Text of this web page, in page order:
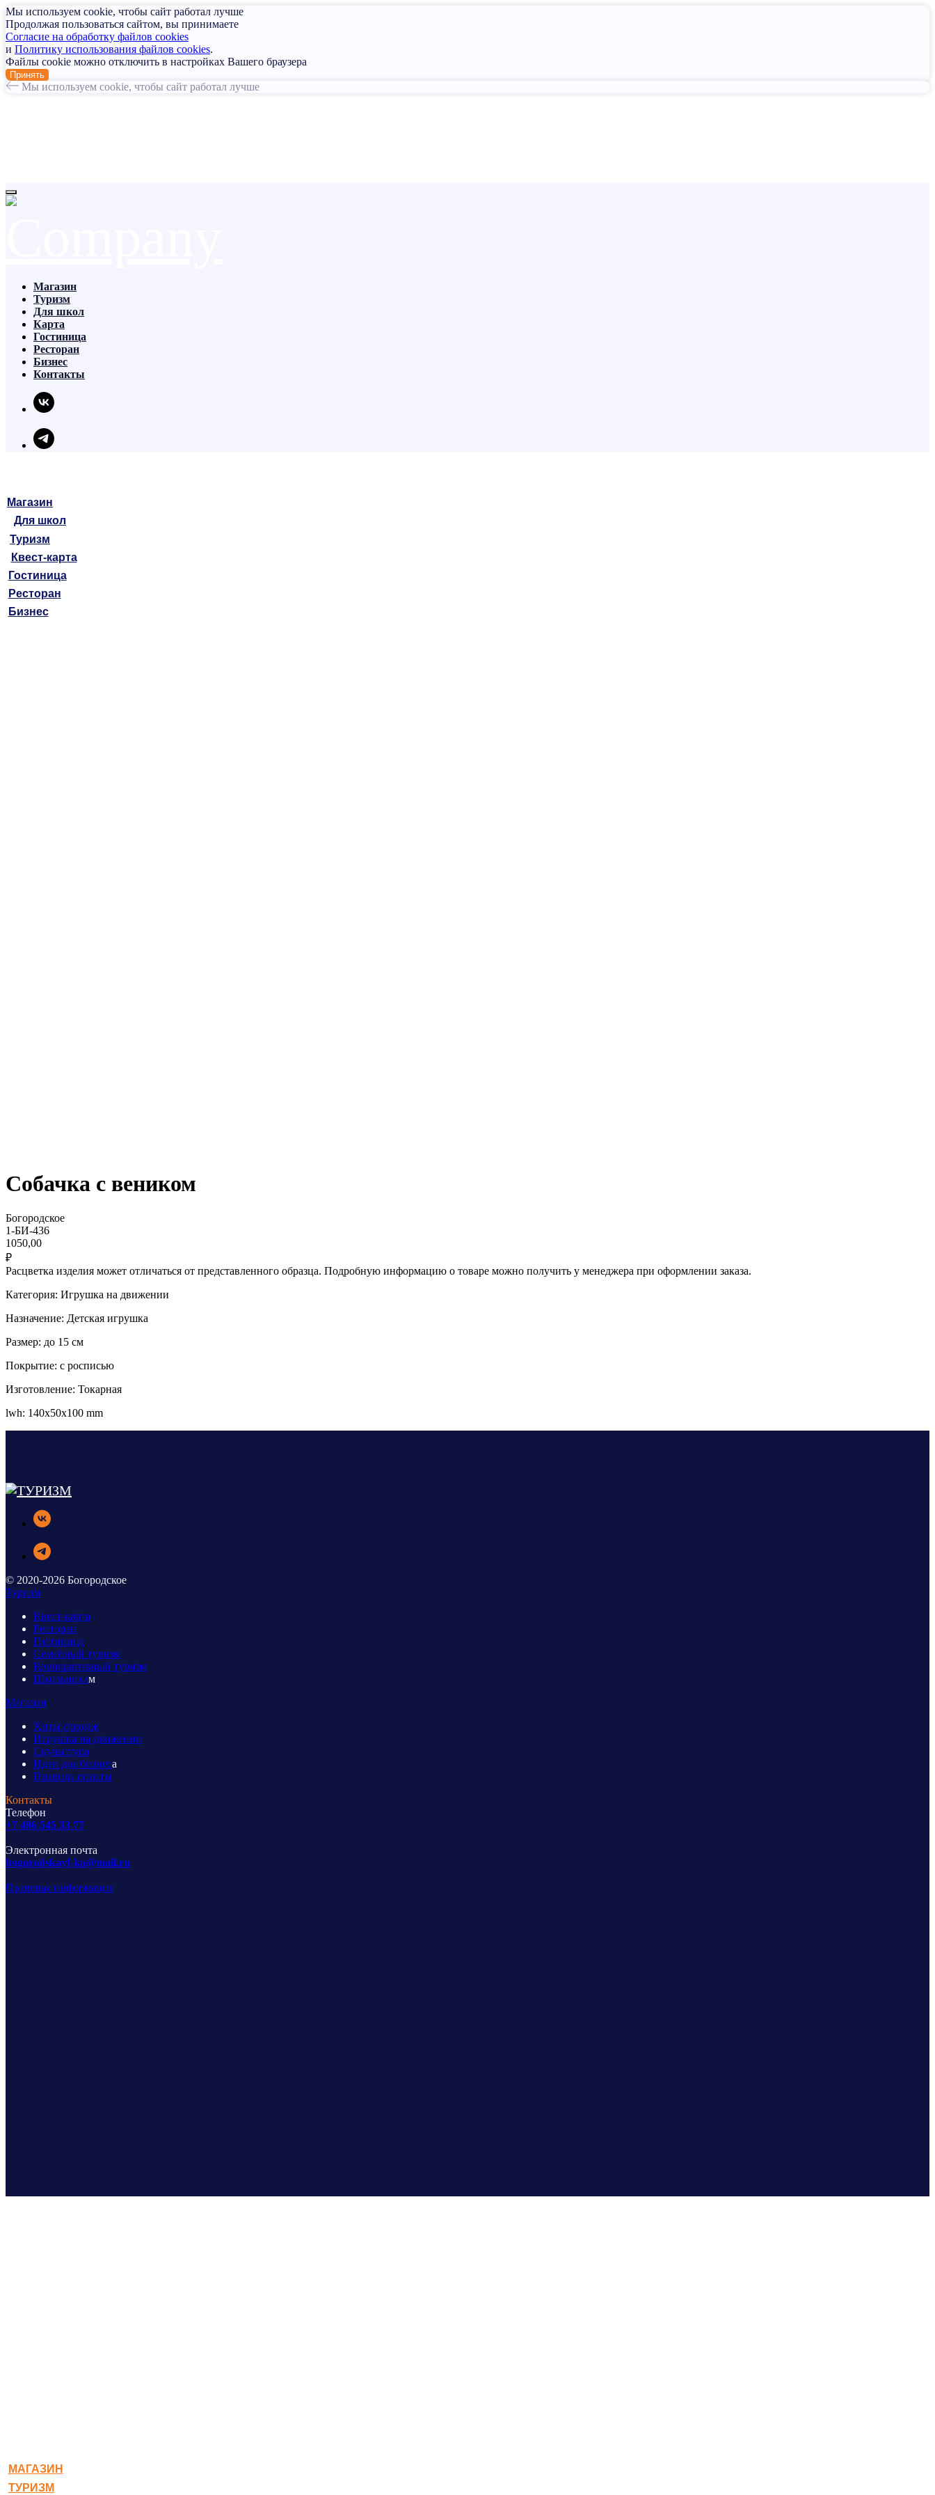
Мы используем cookie, чтобы сайт работал лучше
Продолжая пользоваться сайтом, вы принимаете
Согласие на обработку файлов cookies
и Политику использования файлов cookies.
Файлы cookie можно отключить в настройках Вашего браузера
Принять
Мы используем cookie, чтобы сайт работал лучше
Магазин
Для школ
Туризм
Квест-карта
Гостиница
Ресторан
Бизнес
Магазин
Туризм
Для школ
Карта
Гостиница
Ресторан
Бизнес
Контакты
Собачка с веником
Богородское
1-БИ-436
1050,00
₽
Расцветка изделия может отличаться от представленного образца. Подробную информацию о товаре можно получить у менеджера при оформлении заказа.
Категория: Игрушка на движении
Назначение: Детская игрушка
Размер: до 15 см
Покрытие: с росписью
Изготовление: Токарная
lwh: 140x50x100 mm
© 2020-2026 Богородское
Туризм
Квест-карта
Ресторан
Гостиница
Семейный туризм
Корпоративный туризм
Школьникам
Магазин
Хиты продаж
Игрушка на движении
Скульптура
Идеи для бизнеса
Правила оплаты
Контакты
Телефон
+7 496 545 33 77
Электронная почта
bogorodskayf-ka@mail.ru
Правовая информация
МАГАЗИН
ТУРИЗМ